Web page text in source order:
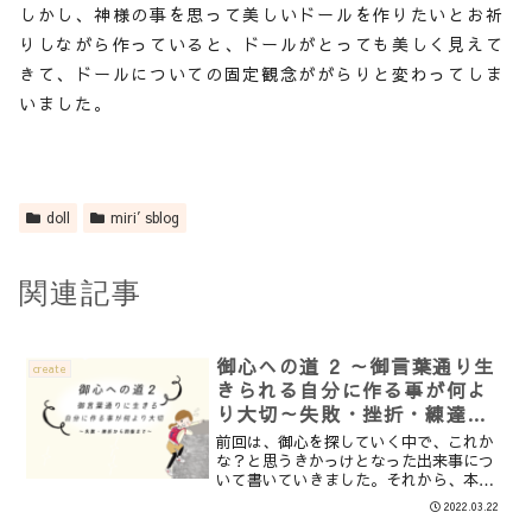
しかし、神様の事を思って美しいドールを作りたいとお祈
りしながら作っていると、ドールがとっても美しく見えて
きて、ドールについての固定観念ががらりと変わってしま
いました。
doll miri′sblog
関連記事
create
御心への道 2 ～御言葉通り生
きられる自分に作る事が何よ
り大切～失敗・挫折・練達か
ら回復まで～
前回は、御心を探していく中で、これか
な？と思うきかっけとなった出来事につ
いて書いていきました。それから、本格
的に個性才能を伸ばそう！と奮起して行
っていきました。裁縫だけでなく、プチ
2022.03.22